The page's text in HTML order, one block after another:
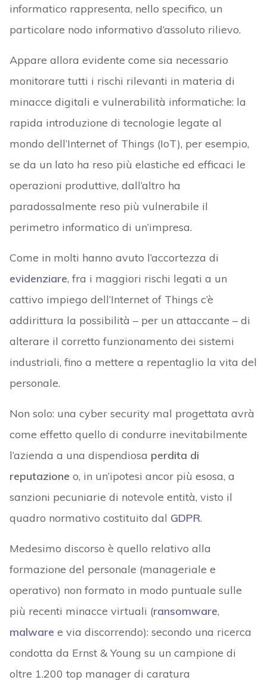
informatico rappresenta, nello specifico, un
particolare nodo informativo d’assoluto rilievo.
Appare allora evidente come sia necessario
monitorare tutti i rischi rilevanti in materia di
minacce digitali e vulnerabilità informatiche: la
rapida introduzione di tecnologie legate al
mondo dell’Internet of Things (IoT), per esempio,
se da un lato ha reso più elastiche ed efficaci le
operazioni produttive, dall’altro ha
paradossalmente reso più vulnerabile il
perimetro informatico di un’impresa.
Come in molti hanno avuto l’accortezza di
evidenziare, fra i maggiori rischi legati a un
cattivo impiego dell’Internet of Things c’è
addirittura la possibilità – per un attaccante – di
alterare il corretto funzionamento dei sistemi
industriali, fino a mettere a repentaglio la vita del
personale.
Non solo: una cyber security mal progettata avrà
come effetto quello di condurre inevitabilmente
l’azienda a una dispendiosa perdita di
reputazione o, in un’ipotesi ancor più esosa, a
sanzioni pecuniarie di notevole entità, visto il
quadro normativo costituito dal GDPR.
Medesimo discorso è quello relativo alla
formazione del personale (manageriale e
operativo) non formato in modo puntuale sulle
più recenti minacce virtuali (ransomware,
malware e via discorrendo): secondo una ricerca
condotta da Ernst & Young su un campione di
oltre 1.200 top manager di caratura